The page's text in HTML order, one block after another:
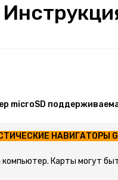
microSD
НАВИГАТОРЫ
Карты могут